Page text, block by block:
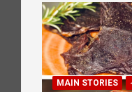
MAIN STORIES